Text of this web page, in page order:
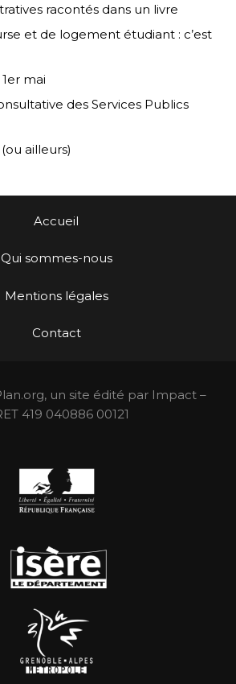
racontés dans un livre
et de logement étudiant : c’est
mai
des Services Publics
ailleurs)
Accueil
Qui sommes-nous
Mentions légales
Contact
un site édité par Impact –
419 040886 00121